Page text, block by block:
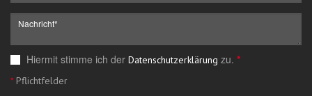
Hiermit stimme ich der Datenschutzerklärung zu. *
*Pflichtfelder